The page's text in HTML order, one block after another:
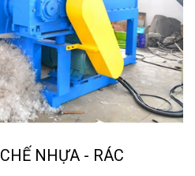
NHỰA - RÁC